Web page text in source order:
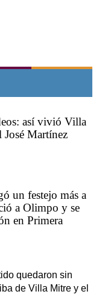
urgencia
así vivió Villa
José Martínez
un festejo más a
a Olimpo y se
en Primera
quedaron sin
de Villa Mitre y el